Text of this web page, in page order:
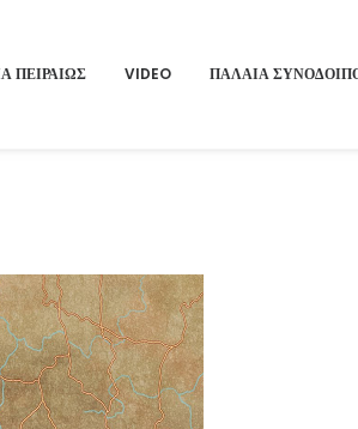
ΠΕΙΡΑΙΏΣ VIDEO ΠΑΛΑΙΑ